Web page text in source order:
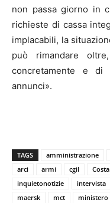
non passa giorno in
richieste di cassa
implacabili, la
può rimandare
concretamente e
annunci».
TAGS amministrazione
arci
armi cgil Costa
inquietonotizie
intervista
maersk
mct ministero